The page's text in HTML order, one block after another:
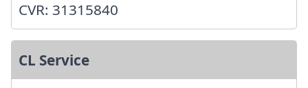
CVR: 31315840
CL Service